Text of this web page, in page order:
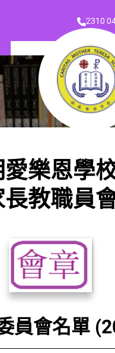
2310
愛樂恩學
長教職員
員會名單